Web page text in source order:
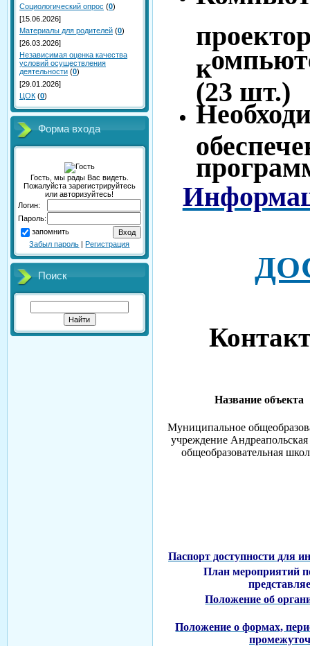
Социологический опрос (0)
[15.06.2026]
Материалы для родителей (0)
[26.03.2026]
Независимая оценка качества
условий осуществления
деятельности (0)
[29.01.2026]
ЦОК (0)
Форма входа
Гость, мы рады Вас видеть.
Пожалуйста зарегистрируйтесь
или авторизуйтесь!
Логин:
Пароль:
запомнить
Забыл пароль |Регистрация
Поиск
к
(23 шт.)
Название объекта
Муниципальное
учреждение Андреапольская
общеобразовательная
Паспорт доступности для
План мероприятий
Положение об
Положение о формах,